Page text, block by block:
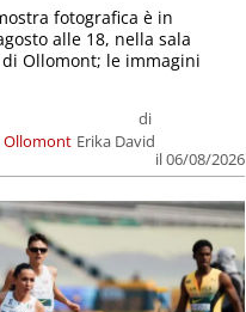
Ollomont
di
Erika David
il 06/08/2026
fotografica è in
alle 18, nella sala
Ollomont; le immagini